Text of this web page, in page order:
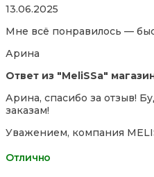
Rated
out
5
13.06.2025
Мне всё понравилось —
Арина
Ответ из "MeliSSa"
Арина, спасибо за отзыв!
заказам!
Уважением, компания
Отлично